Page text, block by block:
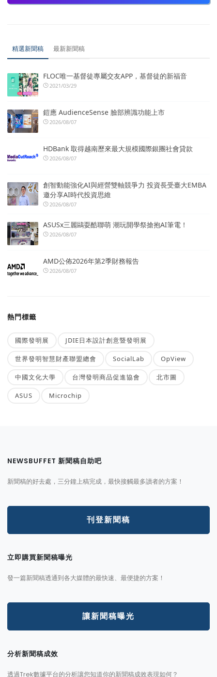
精選新聞稿 最新新聞稿
FLOC唯一基督徒專屬交友APP，基督徒的新福音
2021/03/29
鎧應 AudienceSense 臉部辨識功能上市
2026/08/07
HDBank 取得越南歷來最大規模國際銀團社會貸款
2026/08/07
創智動能強化AI與經營雙軸競爭力 投資長受臺大EMBA
邀分享AI時代投資思維
2026/08/07
ASUSx三麗鷗耍酷聯萌 潮玩開學祭搶抱AI筆電！
2026/08/07
AMD公佈2026年第2季財務報告
2026/08/07
熱門標籤
國際發明展 JDIE日本設計創意暨發明展
世界發明智慧財產聯盟總會 SocialLab OpView
中國文化大學 台灣發明商品促進協會 北市圖
ASUS Microchip
NEWSBUFFET 新聞稿自助吧
新聞稿的好去處，三分鐘上稿完成，最快接觸最多讀者的方案！
刊登新聞稿
立即購買新聞稿曝光
發一篇新聞稿透通到各大媒體的最快速、最便捷的方案！
讓新聞稿曝光
分析新聞稿成效
透過Trek數據平台的分析讓您知道你的新聞稿成效表現如何？